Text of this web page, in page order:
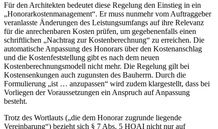
Für den Architekten bedeutet diese Regelung den Einstieg in ein
„Honorarkostenma­nagement“. Er muss nunmehr vom Auftraggeber
veranlasste Änderungen des Leistungsumfangs auf ihre Relevanz
für die anrechenbaren Kosten prüfen, um gegebenenfalls einen
schriftlichen „Nachtrag zur Kostenberechnung“ zu erreichen. Die
automatische Anpassung des Honorars über den Kostenanschlag
und die Kostenfeststellung gibt es nach dem neuen
Kostenberechnungsmodell nicht mehr. Die Regelung gilt bei
Kostensenkungen auch zugunsten des Bauherrn. Durch die
Formulierung „ist … anzupassen“ wird zudem klargestellt, dass bei
Vorliegen der Voraussetzungen ein Anspruch auf Anpassung
besteht.
Trotz des Wortlauts („die dem Honorar zugrunde liegende
Vereinbarung“) bezieht sich § 7 Abs. 5 HOAI nicht nur auf